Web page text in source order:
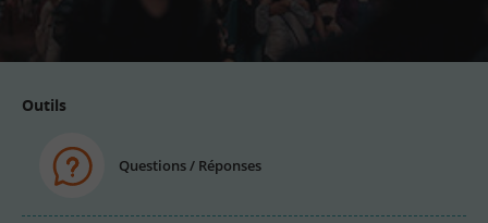
Outils
Questions / Réponses